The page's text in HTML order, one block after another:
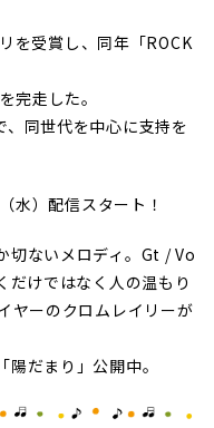
を受賞し、同年「ROCK
完走した。
同世代を中心に支持を
水）配信スタート！
切ないメロディ。Gt / Vo
だけではなく人の温もり
ヤーのクロムレイリーが
だまり」公開中。